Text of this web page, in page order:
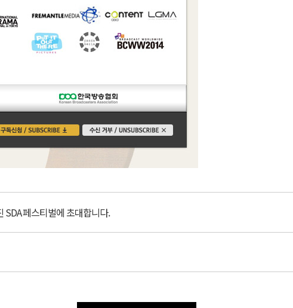
SDA 페스티벌에 초대합니다.